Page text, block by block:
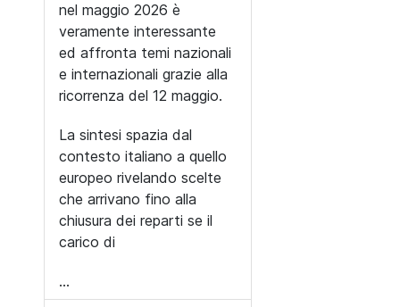
nel maggio 2026 è
veramente interessante
ed affronta temi nazionali
e internazionali grazie alla
ricorrenza del 12 maggio.
La sintesi spazia dal
contesto italiano a quello
europeo rivelando scelte
che arrivano fino alla
chiusura dei reparti se il
carico di
...